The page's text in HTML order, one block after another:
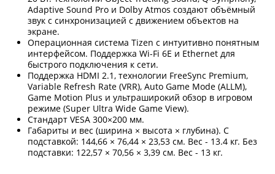
Adaptive Sound Pro и Dolby Atmos создают объёмный
звук с синхронизацией с движением объектов на
экране.
Операционная система Tizen с интуитивно понятным
интерфейсом. Поддержка Wi-Fi 6E и Ethernet для
быстрого подключения к сети.
Поддержка HDMI 2.1, технологии FreeSync Premium,
Variable Refresh Rate (VRR), Auto Game Mode (ALLM),
Game Motion Plus и ультраширокий обзор в игровом
режиме (Super Ultra Wide Game View).
Стандарт VESA 300×200 мм.
Габариты и вес (ширина × высота × глубина). С
подставкой: 144,66 × 76,44 × 23,53 см. Вес - 13.4 кг. Без
подставки: 122,57 × 70,56 × 3,39 см. Вес - 13 кг.